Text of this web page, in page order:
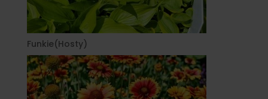
Funkie(Hosty)